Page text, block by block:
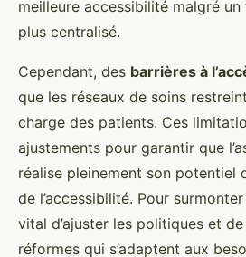
meilleure accessibilité malgré
plus centralisé.
Cependant, des barrières à
que les réseaux de soins
charge des patients. Ces
ajustements pour garantir que
réalise pleinement son potentiel
de l’accessibilité. Pour
vital d’ajuster les politiques et
réformes qui s’adaptent aux